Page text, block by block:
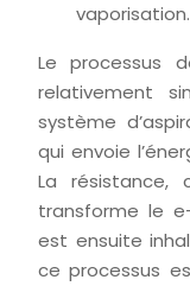
vaporisation.
Le processus
relativement
système
qui envoie
La résistance,
transforme le
est ensuite
ce processus